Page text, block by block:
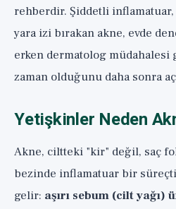
rehberdir. Şiddetli
yara izi bırakan akne, evde
erken dermatolog müdahalesi
zaman olduğunu daha sonra
Yetişkinler Neden
Akne, ciltteki "kir" değil, saç
bezinde inflamatuar bir
gelir: aşırı sebum (cilt